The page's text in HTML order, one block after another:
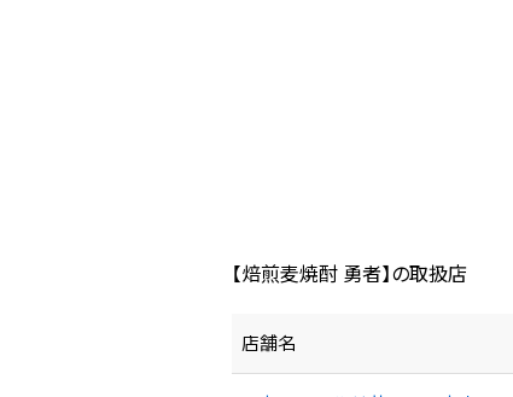
【焙煎麦焼酎 勇者】の取扱店
店舗名